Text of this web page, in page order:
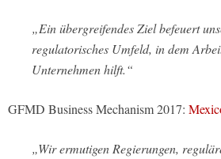
„Ein übergreifendes Ziel befeuert
regulatorisches Umfeld, in dem
Unternehmen hilft.“
GFMD Business Mechanism 2017:
„Wir ermutigen Regierungen,